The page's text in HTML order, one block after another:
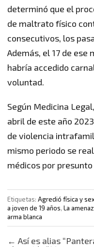
determinó que el
de maltrato físico
consecutivos, los
Además, el 17 de
habría accedido
voluntad.
Según Medicina
abril de este año
de violencia
mismo periodo se
médicos por
Etiquetas: Agredió física y
a joven de 19 años, La
arma blanca
Post navigation
← Así es alias